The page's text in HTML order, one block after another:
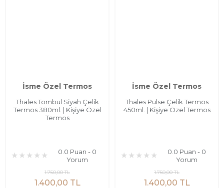
İsme Özel Termos
Thales Tombul Siyah Çelik
Termos 380ml. | Kişiye Özel
Termos
0.0 Puan - 0
Yorum
1.400,00 TL
1.750,00 TL
İsme Özel Termos
Thales Pulse Çelik Termos
450ml. | Kişiye Özel Termos
0.0 Puan - 0
Yorum
1.400,00 TL
1.750,00 TL